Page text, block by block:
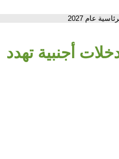
عام 2027
أجنبية تهدد